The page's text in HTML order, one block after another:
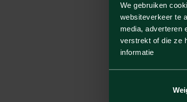
We gebruiken
websiteverkeer te
media, adverteren
verstrekt of die ze
informatie